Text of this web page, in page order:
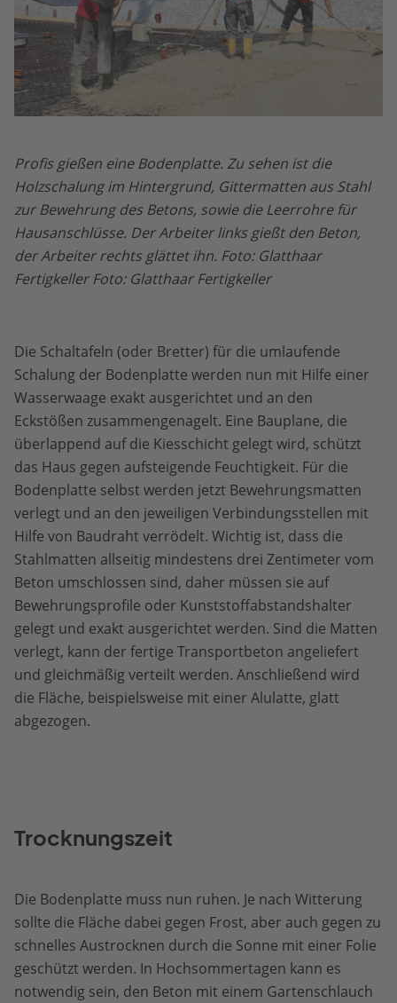
Profis gießen eine Bodenplatte. Zu sehen ist die
Holzschalung im Hintergrund, Gittermatten aus Stahl
zur Bewehrung des Betons, sowie die Leerrohre für
Hausanschlüsse. Der Arbeiter links gießt den Beton,
der Arbeiter rechts glättet ihn. Foto: Glatthaar
Fertigkeller Foto: Glatthaar Fertigkeller
Die Schaltafeln (oder Bretter) für die umlaufende
Schalung der Bodenplatte werden nun mit Hilfe einer
Wasserwaage exakt ausgerichtet und an den
Eckstößen zusammengenagelt. Eine Bauplane, die
überlappend auf die Kiesschicht gelegt wird, schützt
das Haus gegen aufsteigende Feuchtigkeit. Für die
Bodenplatte selbst werden jetzt Bewehrungsmatten
verlegt und an den jeweiligen Verbindungsstellen mit
Hilfe von Baudraht verrödelt. Wichtig ist, dass die
Stahlmatten allseitig mindestens drei Zentimeter vom
Beton umschlossen sind, daher müssen sie auf
Bewehrungsprofile oder Kunststoffabstandshalter
gelegt und exakt ausgerichtet werden. Sind die Matten
verlegt, kann der fertige Transportbeton angeliefert
und gleichmäßig verteilt werden. Anschließend wird
die Fläche, beispielsweise mit einer Alulatte, glatt
abgezogen.
Trocknungszeit
Die Bodenplatte muss nun ruhen. Je nach Witterung
sollte die Fläche dabei gegen Frost, aber auch gegen zu
schnelles Austrocknen durch die Sonne mit einer Folie
geschützt werden. In Hochsommertagen kann es
notwendig sein, den Beton mit einem Gartenschlauch